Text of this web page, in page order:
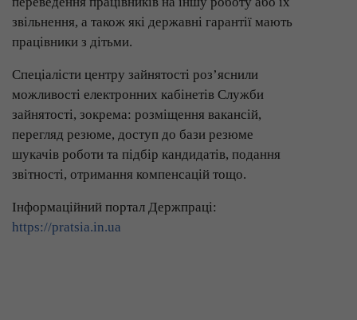
звільнення, а також які державні гарантії мають
працівники з дітьми.
Спеціалісти центру зайнятості роз’яснили
можливості електронних кабінетів Служби
зайнятості, зокрема: розміщення вакансій,
перегляд резюме, доступ до бази резюме
шукачів роботи та підбір кандидатів, подання
звітності, отримання компенсацій тощо.
Інформаційний портал Держпраці:
https://pratsia.in.ua